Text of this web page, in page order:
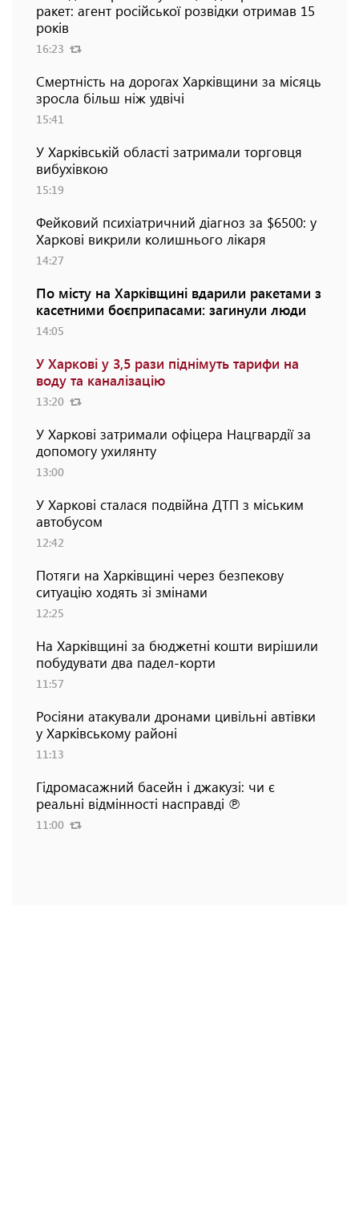
ракет: агент російської розвідки отримав 15
років
16:23
Смертність на дорогах Харківщини за місяць
зросла більш ніж удвічі
15:41
У Харківській області затримали торговця
вибухівкою
15:19
Фейковий психіатричний діагноз за $6500: у
Харкові викрили колишнього лікаря
14:27
По місту на Харківщині вдарили ракетами з
касетними боєприпасами: загинули люди
14:05
У Харкові у 3,5 рази піднімуть тарифи на
воду та каналізацію
13:20
У Харкові затримали офіцера Нацгвардії за
допомогу ухилянту
13:00
У Харкові сталася подвійна ДТП з міським
автобусом
12:42
Потяги на Харківщині через безпекову
ситуацію ходять зі змінами
12:25
На Харківщині за бюджетні кошти вирішили
побудувати два падел-корти
11:57
Росіяни атакували дронами цивільні автівки
у Харківському районі
11:13
Гідромасажний басейн і джакузі: чи є
реальні відмінності насправді ℗
11:00